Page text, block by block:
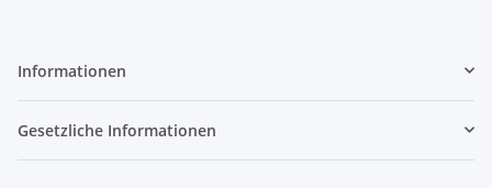
Informationen
Gesetzliche Informationen